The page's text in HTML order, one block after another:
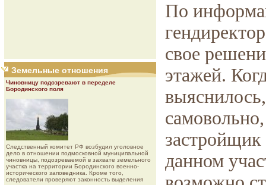
Земельные отношения
Чиновницу подозревают в переделе
Бородинского поля
Следственный комитет РФ возбудил уголовное
дело в отношении подмосковной муниципальной
чиновницы, подозреваемой в захвате земельного
участка на территории Бородинского военно-
исторического заповедника. Кроме того,
следователи проверяют законность выделения
По
свое
этажей.
застройщик
данном